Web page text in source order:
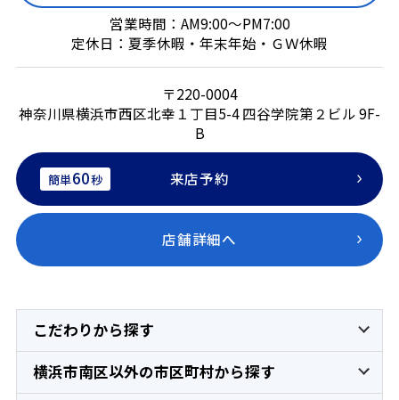
営業時間：AM9:00～PM7:00
定休日：夏季休暇・年末年始・ＧＷ休暇
〒220-0004
神奈川県横浜市西区北幸１丁目5-4 四谷学院第２ビル 9F-
B
簡単60秒 来店予約
店舗詳細へ
こだわりから探す
横浜市南区以外の市区町村から探す